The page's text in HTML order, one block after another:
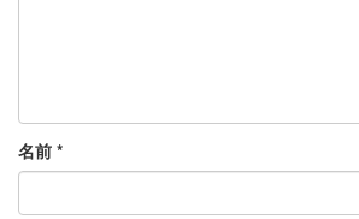
名前 *